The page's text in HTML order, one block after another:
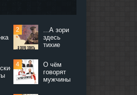
...А зори
здесь
тихие
О чём
говорят
мужчины